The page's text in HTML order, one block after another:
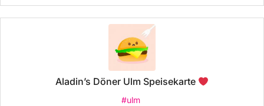
Aladin’s Döner Ulm Speisekarte
#ulm